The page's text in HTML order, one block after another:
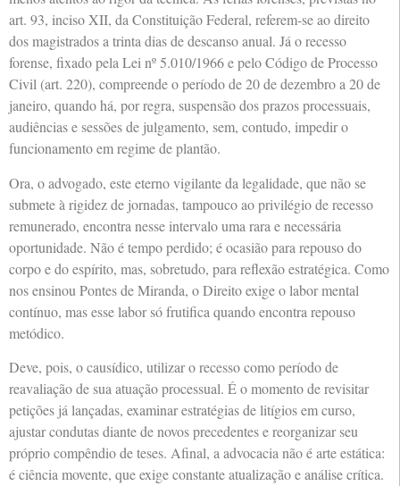
art. 93, inciso XII, da Constituição Federal, referem-se ao direito
dos magistrados a trinta dias de descanso anual. Já o recesso
forense, fixado pela Lei nº 5.010/1966 e pelo Código de Processo
Civil (art. 220), compreende o período de 20 de dezembro a 20 de
janeiro, quando há, por regra, suspensão dos prazos processuais,
audiências e sessões de julgamento, sem, contudo, impedir o
funcionamento em regime de plantão.
Ora, o advogado, este eterno vigilante da legalidade, que não se
submete à rigidez de jornadas, tampouco ao privilégio de recesso
remunerado, encontra nesse intervalo uma rara e necessária
oportunidade. Não é tempo perdido; é ocasião para repouso do
corpo e do espírito, mas, sobretudo, para reflexão estratégica. Como
nos ensinou Pontes de Miranda, o Direito exige o labor mental
contínuo, mas esse labor só frutifica quando encontra repouso
metódico.
Deve, pois, o causídico, utilizar o recesso como período de
reavaliação de sua atuação processual. É o momento de revisitar
petições já lançadas, examinar estratégias de litígios em curso,
ajustar condutas diante de novos precedentes e reorganizar seu
próprio compêndio de teses. Afinal, a advocacia não é arte estática:
é ciência movente, que exige constante atualização e análise crítica.